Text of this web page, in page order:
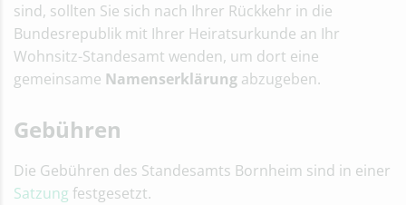
sind, sollten Sie sich nach Ihrer Rückkehr in die
Bundesrepublik mit Ihrer Heiratsurkunde an Ihr
Wohnsitz-Standesamt wenden, um dort eine
gemeinsame Namenserklärung abzugeben.
Gebühren
Die Gebühren des Standesamts Bornheim sind in einer
Satzung festgesetzt.